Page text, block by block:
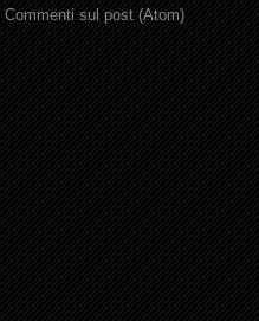
Commenti sul post (Atom)